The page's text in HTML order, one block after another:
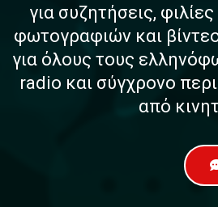
για συζητήσεις,
φωτογραφιών και
για όλους τους
radio και σύγχρονο
από